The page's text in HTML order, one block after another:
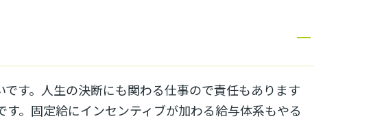
す。人生の決断にも関わる仕事ので責任もあります
。固定給にインセンティブが加わる給与体系もやる